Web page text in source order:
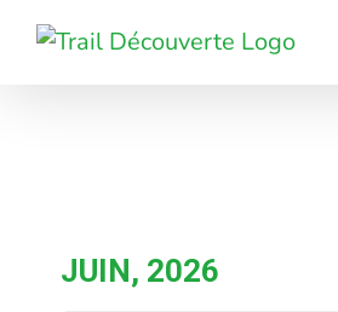
Passer
JUIN, 2026